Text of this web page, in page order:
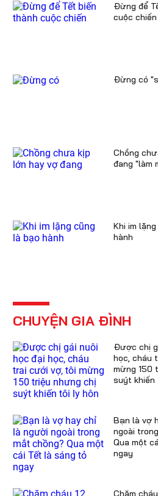
Đừng để
cuộc chiến
Đừng có
Chồng
đang "làm
Khi im
hành
CHUYỆN GIA ĐÌNH
Được chị
học, cháu
mừng 150
suýt khiến
Bạn là vợ
ngoài
Qua một
ngay
Chăm